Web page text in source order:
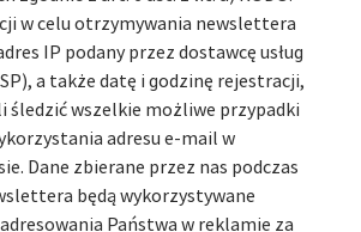
w celu otrzymywania newslettera
IP podany przez dostawcę usług
a także datę i godzinę rejestracji,
śledzić wszelkie możliwe przypadki
adresu e-mail w
Dane zbierane przez nas podczas
będą wykorzystywane
Państwa w reklamie za